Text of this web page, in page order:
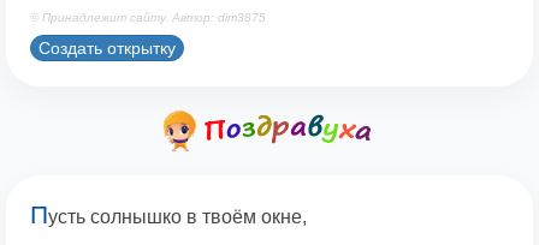
© Принадлежит сайту. Автор: dim3875
Создать открытку
Пусть солнышко в твоём окне,